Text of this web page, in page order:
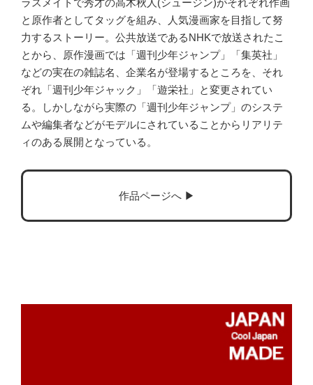
と原作者としてタッグを組み、人気漫画家を目指して努
力するストーリー。公共放送であるNHKで放送されたこ
とから、原作漫画では「週刊少年ジャンプ」「集英社」
などの実在の雑誌名、企業名が登場するところを、それ
ぞれ「週刊少年ジャック」「遊栄社」と変更されてい
る。しかしながら実際の「週刊少年ジャンプ」のシステ
ムや編集者などがモデルにされていることからリアリテ
ィのある展開となっている。
作品ページへ ▶︎